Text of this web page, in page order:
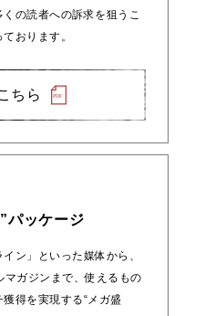
の読者への訴求を狙うこ
おります。
ちら
パッケージ
ン」といった媒体から、
ガジンまで、使えるもの
得を実現する“メガ盛